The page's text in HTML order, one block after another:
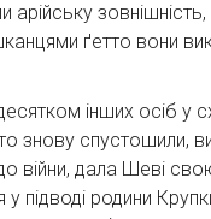
ґетто вони
інших осіб у
знову
війни, дала Шеві
підводі родини